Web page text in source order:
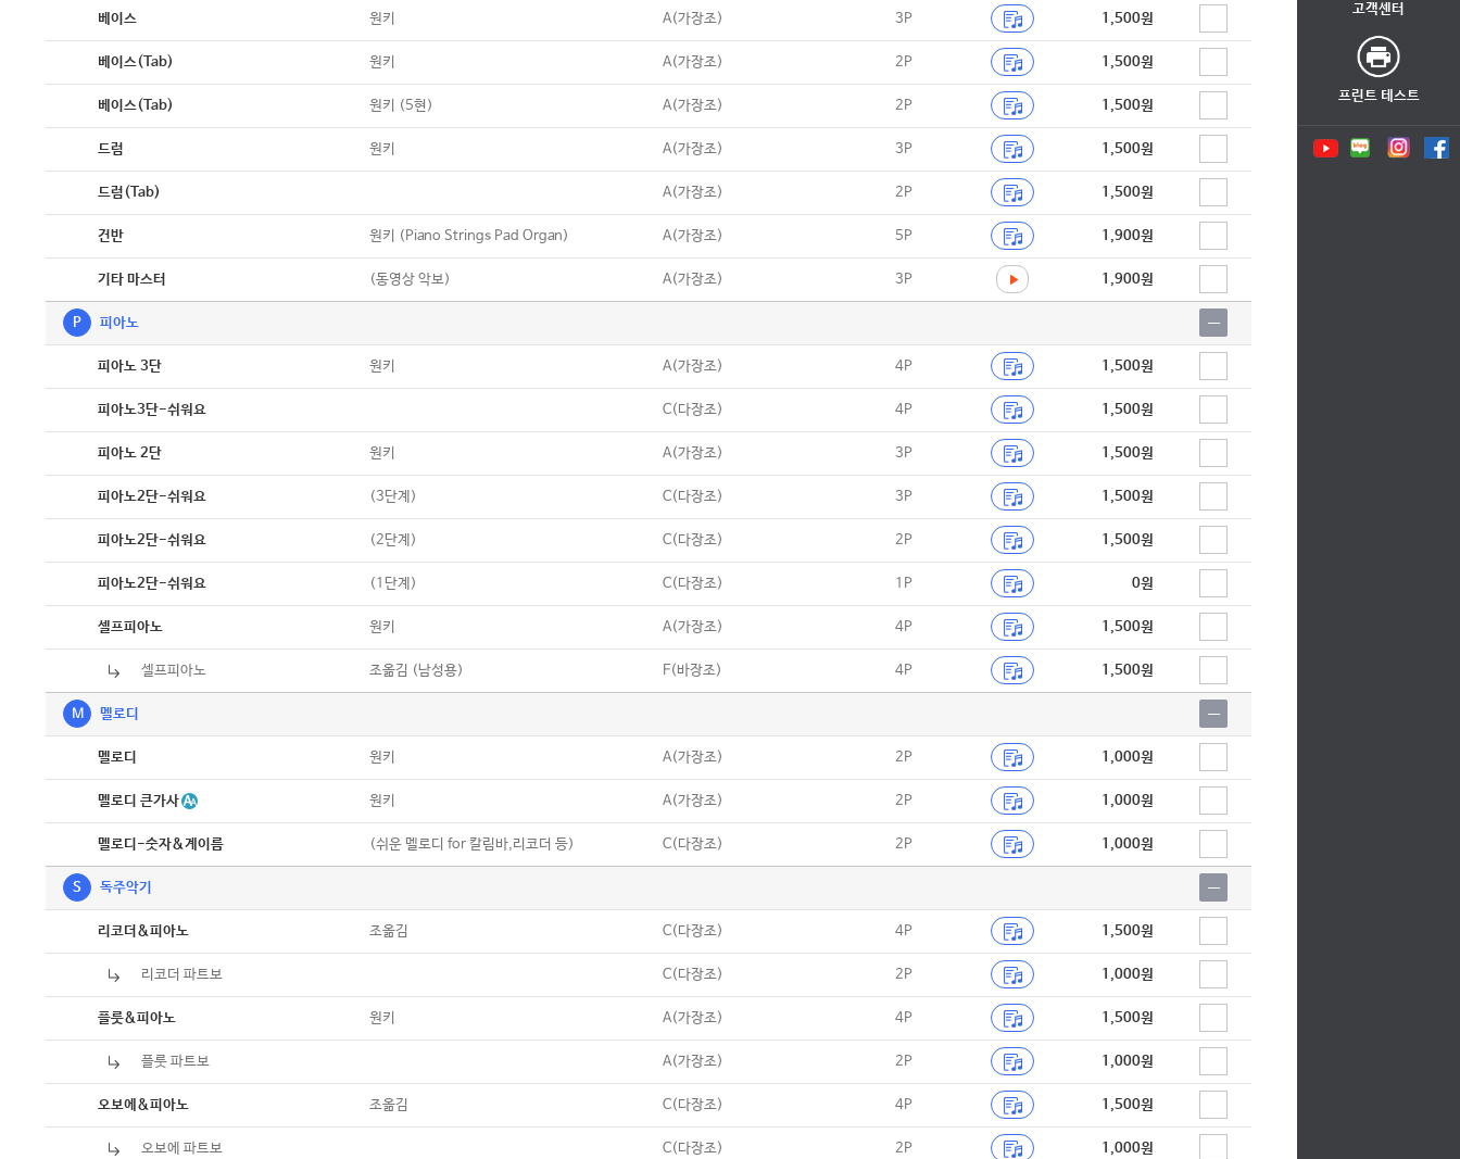
베이스 원키 A(가장조) 3P 1,500원
베이스(Tab) 원키 A(가장조) 2P 1,500원
베이스(Tab) 원키 (5현) A(가장조) 2P 1,500원
드럼 원키 A(가장조) 3P 1,500원
드럼(Tab) A(가장조) 2P 1,500원
건반 원키 (Piano Strings Pad Organ) A(가장조) 5P 1,900원
기타 마스터 (동영상 악보) A(가장조) 3P 1,900원
P 피아노
피아노 3단 원키 A(가장조) 4P 1,500원
피아노3단-쉬워요 C(다장조) 4P 1,500원
피아노 2단 원키 A(가장조) 3P 1,500원
피아노2단-쉬워요 (3단계) C(다장조) 3P 1,500원
피아노2단-쉬워요 (2단계) C(다장조) 2P 1,500원
피아노2단-쉬워요 (1단계) C(다장조) 1P 0원
셀프피아노 원키 A(가장조) 4P 1,500원
셀프피아노 조옮김 (남성용) F(바장조) 4P 1,500원
M 멜로디
멜로디 원키 A(가장조) 2P 1,000원
멜로디 큰가사 원키 A(가장조) 2P 1,000원
멜로디-숫자&계이름 (쉬운 멜로디 for 칼림바,리코더 등) C(다장조) 2P 1,000원
S 독주악기
리코더&피아노 조옮김 C(다장조) 4P 1,500원
리코더 파트보 C(다장조) 2P 1,000원
플룻&피아노 원키 A(가장조) 4P 1,500원
플룻 파트보 A(가장조) 2P 1,000원
오보에&피아노 조옮김 C(다장조) 4P 1,500원
오보에 파트보 C(다장조) 2P 1,000원
고객센터
프린트 테스트